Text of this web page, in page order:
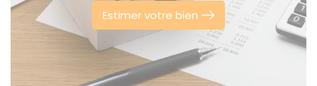
Estimer votre bien